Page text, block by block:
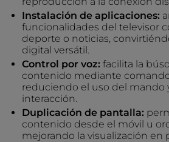
Instalación de aplicaciones:
funcionalidades del televisor
deporte o noticias,
digital versátil.
Control por voz: facilita la
contenido mediante
reduciendo el uso del mando
interacción.
Duplicación de pantalla:
contenido desde el móvil u
mejorando la visualización en